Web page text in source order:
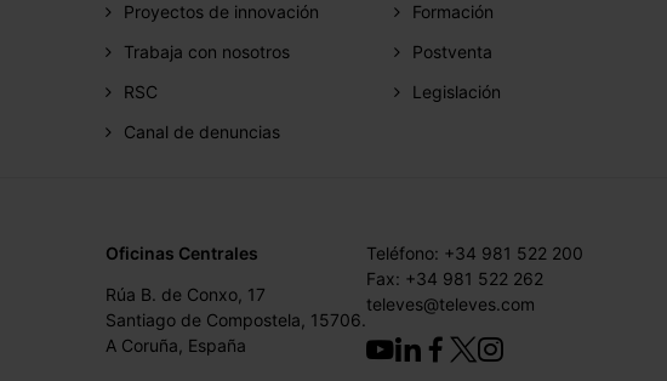
Proyectos de innovación
Trabaja con nosotros
RSC
Canal de denuncias
Formación
Postventa
Legislación
Oficinas Centrales
Rúa B. de Conxo, 17
Santiago de Compostela, 15706.
A Coruña, España
Teléfono: +34 981 522 200
Fax: +34 981 522 262
televes@televes.com